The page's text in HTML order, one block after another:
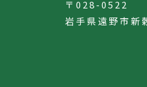
〒028-0522
岩手県遠野市新